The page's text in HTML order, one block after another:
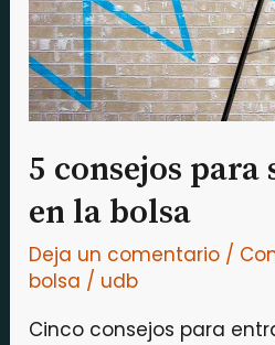
5 consejos
en la bolsa
Deja un comentario /
bolsa / udb
Cinco consejos para
la
bolsa